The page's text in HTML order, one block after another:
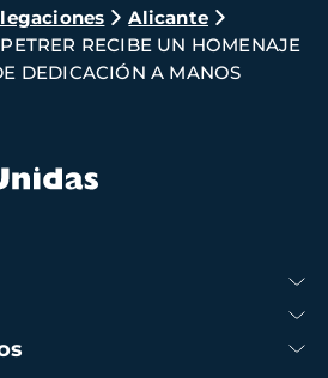
Alicante
RECIBE UN HOMENAJE
DEDICACIÓN A MANOS